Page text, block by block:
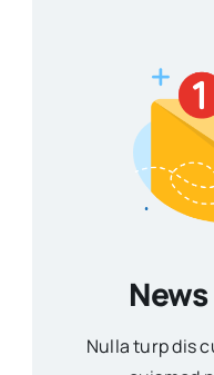
Nulla turp dis